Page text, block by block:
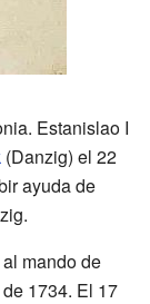
Estanislao I
(Danzig) el 22
ayuda de
mando de
1734. El 17